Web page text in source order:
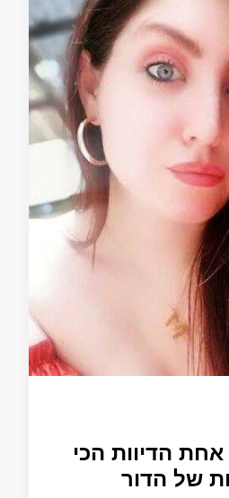
אחת הדיוות הכי
של הדור